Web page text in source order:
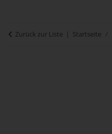
Zurück zur Liste Startseite